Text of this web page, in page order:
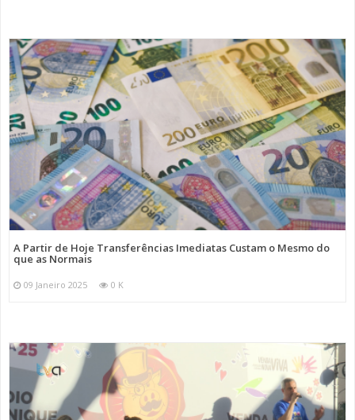
A Partir de Hoje Transferências Imediatas Custam o Mesmo do
que as Normais
09 Janeiro 2025 0 K